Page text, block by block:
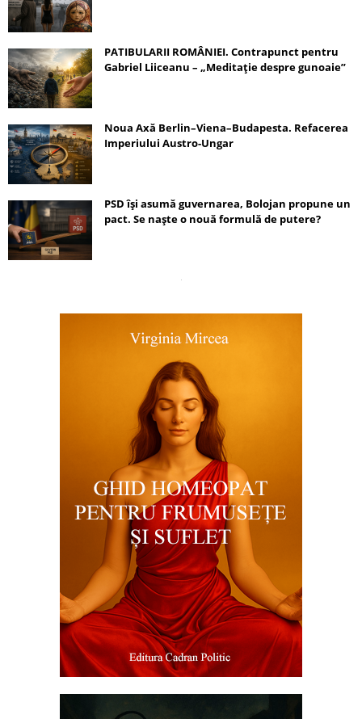
PATIBULARII ROMÂNIEI. Contrapunct pentru
Gabriel Liiceanu – „Meditație despre gunoaie”
Noua Axă Berlin–Viena–Budapesta. Refacerea
Imperiului Austro-Ungar
PSD își asumă guvernarea, Bolojan propune un
pact. Se naște o nouă formulă de putere?